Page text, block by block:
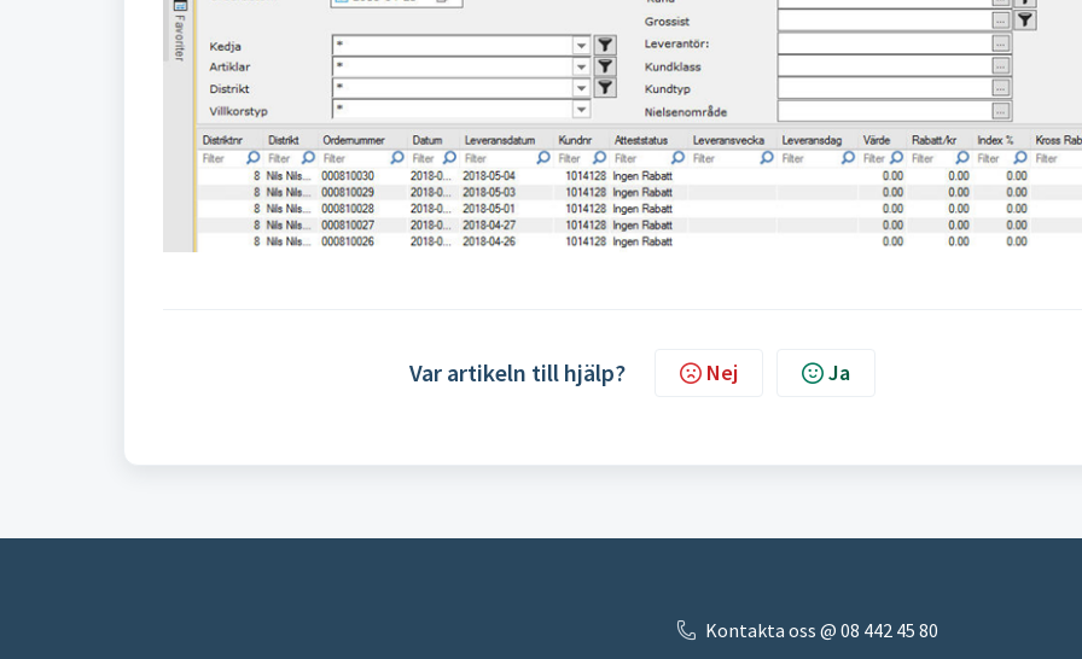
Var artikeln till hjälp? Nej Ja
Kontakta oss @ 08 442 45 80